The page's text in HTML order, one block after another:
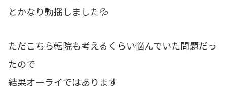
とかなり動揺しました💦
ただこちら転院も考えるくらい悩んでいた問題だっ
たので
結果オーライではあります